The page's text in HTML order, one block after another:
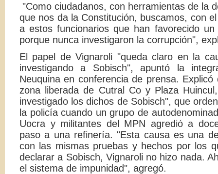
"Como ciudadanos, con herramientas de la
que nos da la Constitución, buscamos, con
a estos funcionarios que han favorecido
porque nunca investigaron la corrupción",
El papel de Vignaroli "queda claro en la
investigando a Sobisch", apuntó la
Neuquina en conferencia de prensa.
zona liberada de Cutral Co y Plaza
investigado los dichos de Sobisch", que
la policía cuando un grupo de
Uocra y militantes del MPN agredió a
paso a una refinería. "Esta causa es una
con las mismas pruebas y hechos por los
declarar a Sobisch, Vignaroli no hizo nada.
el sistema de impunidad", agregó.